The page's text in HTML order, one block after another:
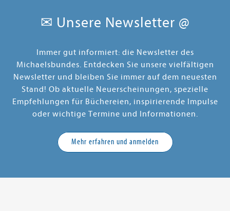
✉ Unsere Newsletter @
Immer gut informiert: die Newsletter des
Michaelsbundes. Entdecken Sie unsere vielfältigen
Newsletter und bleiben Sie immer auf dem neuesten
Stand! Ob aktuelle Neuerscheinungen, spezielle
Empfehlungen für Büchereien, inspirierende Impulse
oder wichtige Termine und Informationen.
Mehr erfahren und anmelden